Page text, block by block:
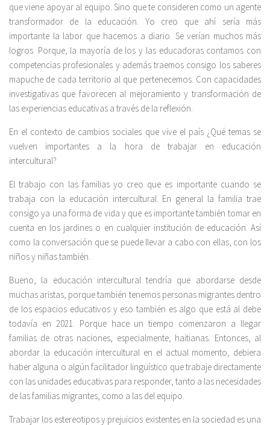
que viene apoyar al equipo. Sino que te consideren como un agente
transformador de la educación. Yo creo que ahí sería más
importante la labor que hacemos a diario. Se verían muchos más
logros. Porque, la mayoría de los y las educadoras contamos con
competencias profesionales y además traemos consigo los saberes
mapuche de cada territorio al que pertenecemos. Con capacidades
investigativas que favorecen al mejoramiento y transformación de
las experiencias educativas a través de la reflexión.
En el contexto de cambios sociales que vive el país ¿Qué temas se
vuelven importantes a la hora de trabajar en educación
intercultural?
El trabajo con las familias yo creo que es importante cuando se
trabaja con la educación intercultural. En general la familia trae
consigo ya una forma de vida y que es importante también tomar en
cuenta en los jardines o en cualquier institución de educación. Así
como la conversación que se puede llevar a cabo con ellas, con los
niños y niñas también.
Bueno, la educación intercultural tendría que abordarse desde
muchas aristas, porque también tenemos personas migrantes dentro
de los espacios educativos y eso también es algo que está al debe
todavía en 2021. Porque hace un tiempo comenzaron a llegar
familias de otras naciones, especialmente, haitianas. Entonces, al
abordar la educación intercultural en el actual momento, debiera
haber alguna o algún facilitador lingüístico que trabaje directamente
con las unidades educativas para responder, tanto a las necesidades
de las familias migrantes, como a las del equipo.
Trabajar los estereotipos y prejuicios existentes en la sociedad es una